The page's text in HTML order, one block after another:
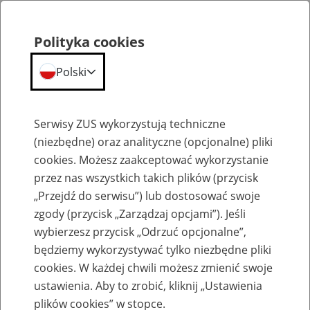
Emerytury
Baza zlikwidowanych lub
przekształconych zakładów pracy
Polityka cookies
Polski
Serwisy ZUS wykorzystują techniczne
(niezbędne) oraz analityczne (opcjonalne) pliki
cookies. Możesz zaakceptować wykorzystanie
przez nas wszystkich takich plików (przycisk
„Przejdź do serwisu”) lub dostosować swoje
zgody (przycisk „Zarządzaj opcjami”). Jeśli
wybierzesz przycisk „Odrzuć opcjonalne”,
będziemy wykorzystywać tylko niezbędne pliki
cookies. W każdej chwili możesz zmienić swoje
ustawienia. Aby to zrobić, kliknij „Ustawienia
plików cookies” w stopce.